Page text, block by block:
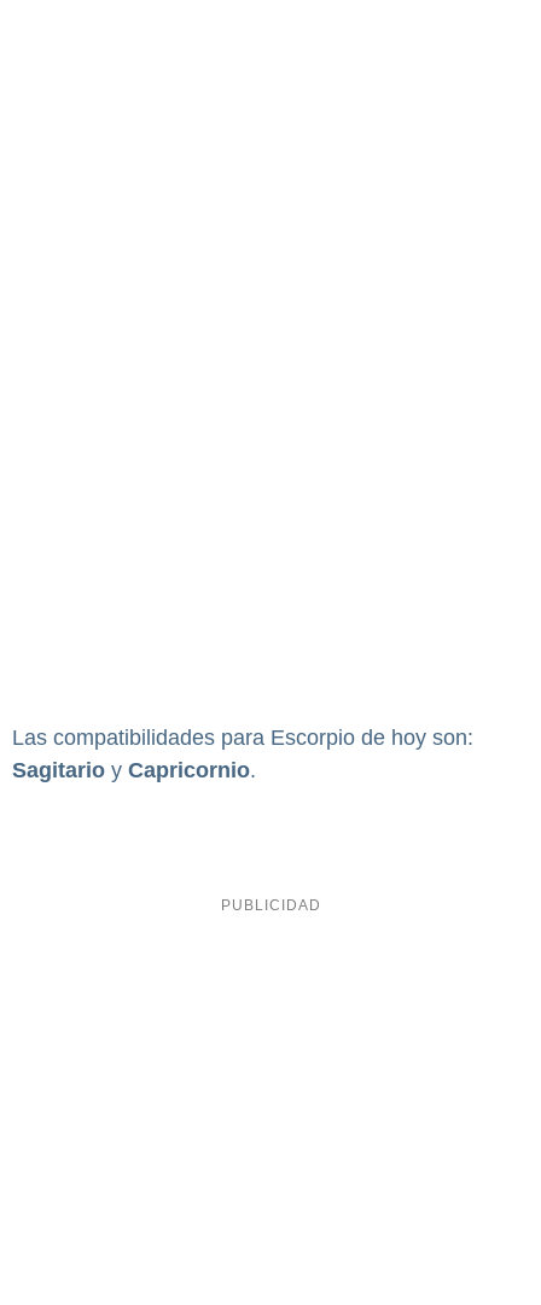
Las compatibilidades para Escorpio de hoy son:
Sagitario y Capricornio.